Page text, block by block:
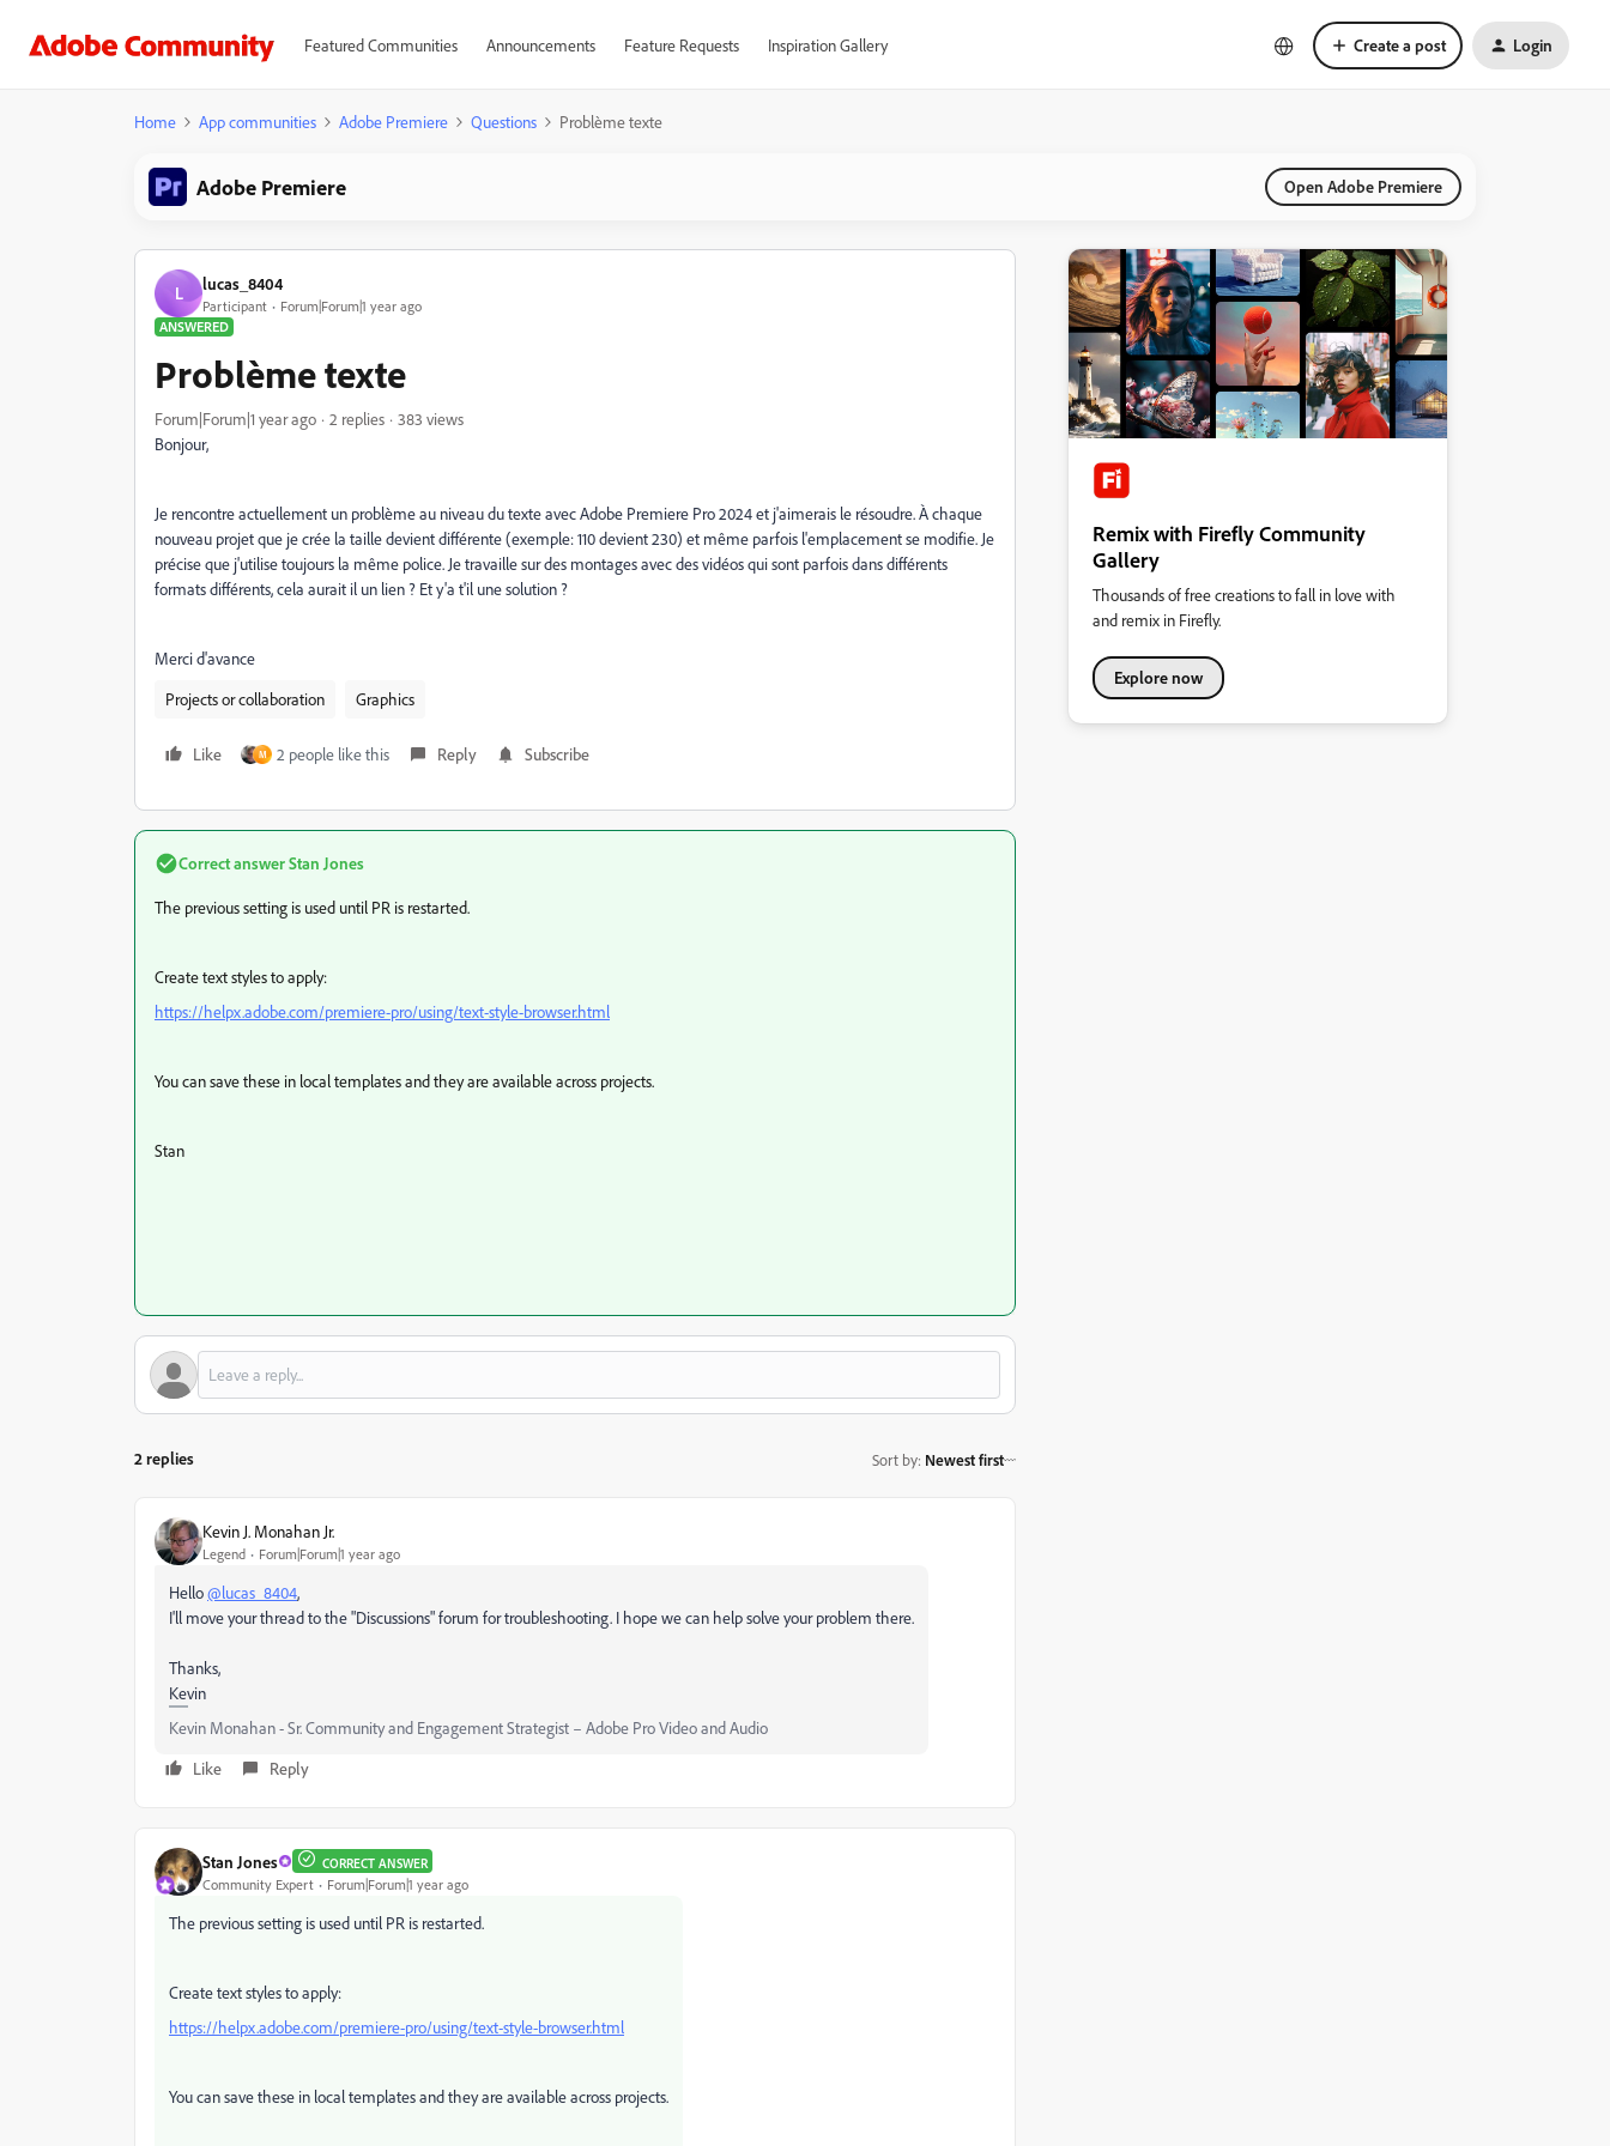
Featured Communities Announcements Feature Requests Inspiration Gallery Create a post Login
Home App communities Adobe Premiere Questions Problème texte
Adobe Premiere Open Adobe Premiere
L lucas_8404
Participant
Forum|Forum|1 year ago
ANSWERED
Problème texte
Forum|Forum|1 year ago 2 replies
383 views
Bonjour,
Je rencontre actuellement un problème au niveau du texte avec Adobe Premiere Pro 2024 et j'aimerais le résoudre. À chaque
nouveau projet que je crée la taille devient différente (exemple: 110 devient 230) et même parfois l'emplacement se modifie. Je
précise que j'utilise toujours la même police. Je travaille sur des montages avec des vidéos qui sont parfois dans différents
formats différents, cela aurait il un lien ? Et y'a t'il une solution ?
Merci d'avance
Projects or collaboration
Graphics
Like M 2 people like this Reply Subscribe
Correct answerStan Jones
The previous setting is used until PR is restarted.
Create text styles to apply:
https://helpx.adobe.com/premiere-pro/using/text-style-browser.html
You can save these in local templates and they are available across projects.
Stan
2 replies Sort by: Newest first
Kevin J. Monahan Jr.
Legend Forum|Forum|1 year ago
Hello@lucas_8404,
I'll move your thread to the "Discussions" forum for troubleshooting. I hope we can help solve your problem there.
Thanks,
Kevin
Kevin Monahan - Sr. Community and Engagement Strategist – Adobe Pro Video and Audio
Like
Reply
Stan Jones CORRECT ANSWER
Community Expert Forum|Forum|1 year ago
The previous setting is used until PR is restarted.
Create text styles to apply:
https://helpx.adobe.com/premiere-pro/using/text-style-browser.html
You can save these in local templates and they are available across projects.
Remix with Firefly Community
Gallery
Thousands of free creations to fall in love with
and remix in Firefly.
Explore now